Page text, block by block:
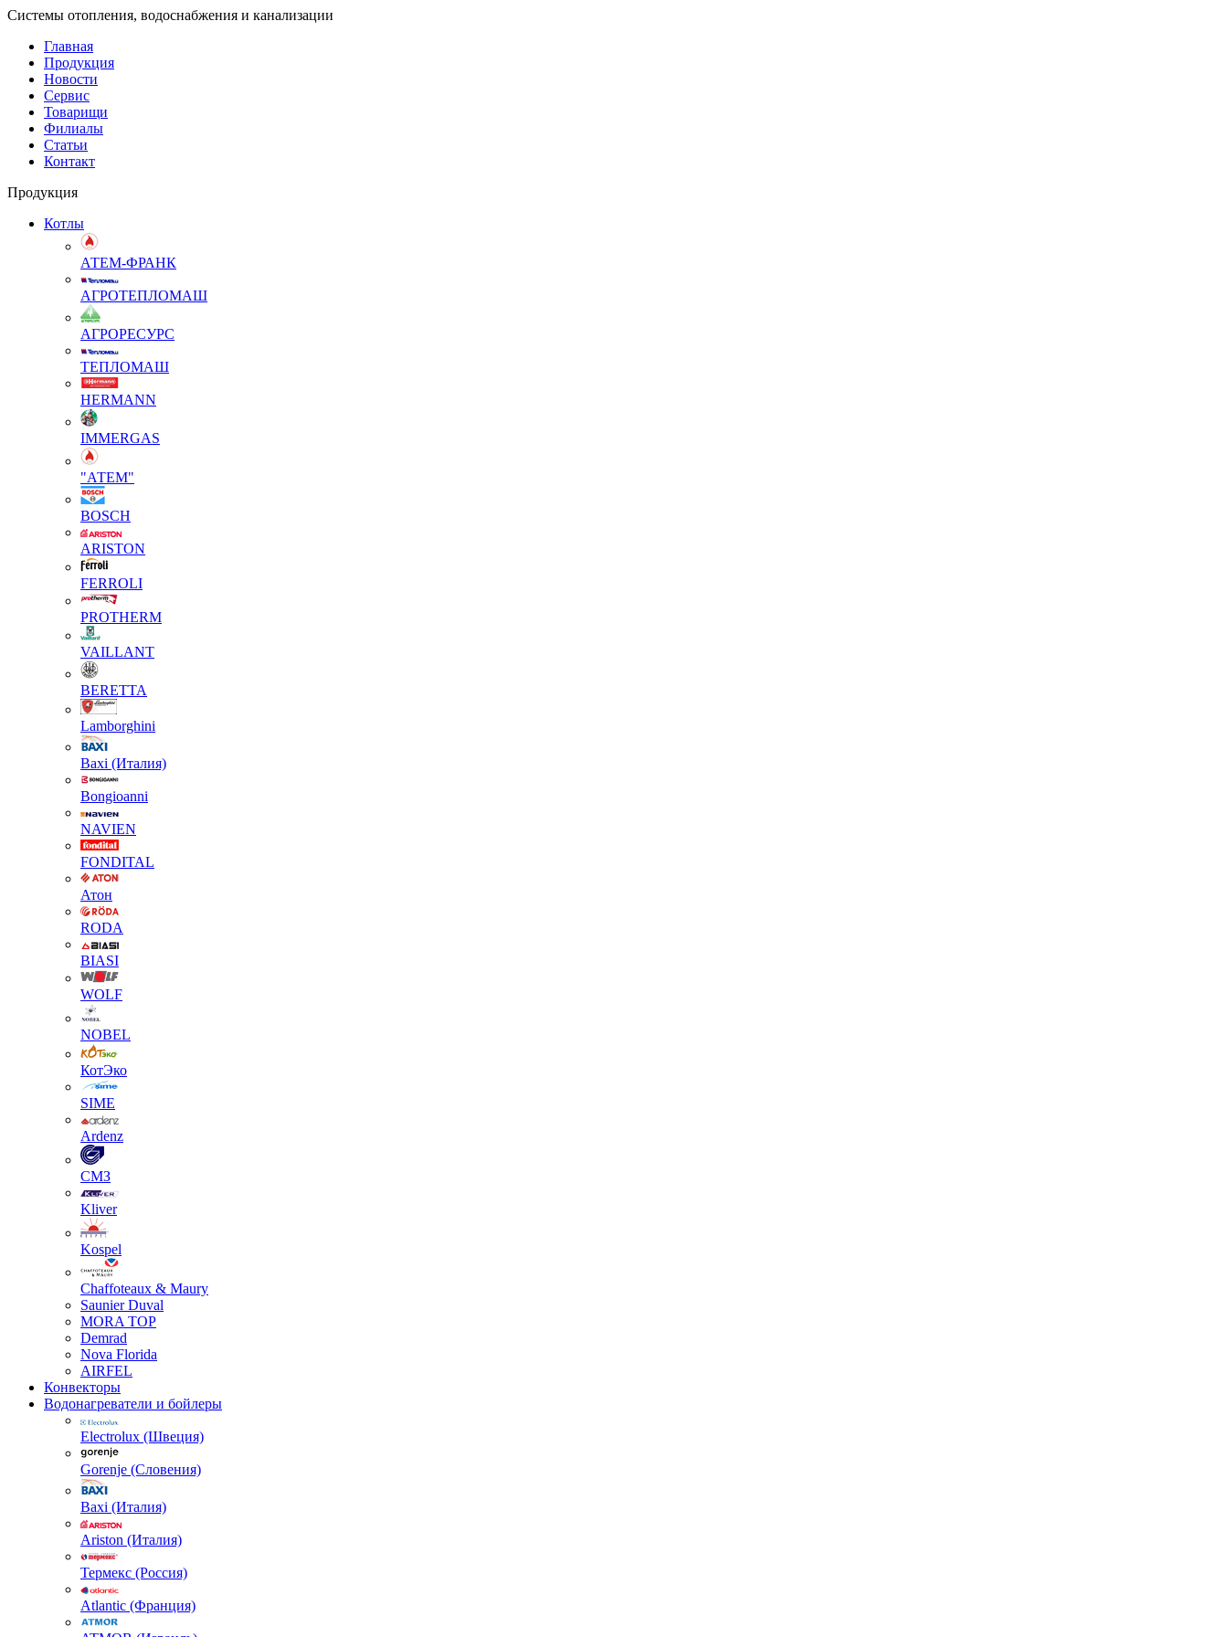
Системы отопления, водоснабжения и канализации
Главная
Продукция
Новости
Сервис
Товарищи
Филиалы
Статьи
Контакт
Продукция
Котлы
АТЕМ-ФРАНК
АГРОТЕПЛОМАШ
АГРОРЕСУРС
ТЕПЛОМАШ
HERMANN
IMMERGAS
"АТЕМ"
BOSCH
ARISTON
FERROLI
PROTHERM
VAILLANT
BERETTA
Lamborghini
Baxi (Италия)
Вongioanni
NAVIEN
FONDITAL
Атон
RODA
BIASI
WOLF
NOBEL
КотЭко
SIME
Ardenz
СМЗ
Kliver
Kospel
Chaffoteaux & Maury
Saunier Duval
MORA TOP
Demrad
Nova Florida
AIRFEL
Конвекторы
Водонагреватели и бойлеры
Electrolux (Швеция)
Gorenje (Словения)
Baxi (Италия)
Ariston (Италия)
Термекс (Россия)
Atlantic (Франция)